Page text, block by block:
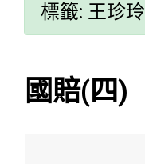
標籤: 王珍玲
國賠(四)